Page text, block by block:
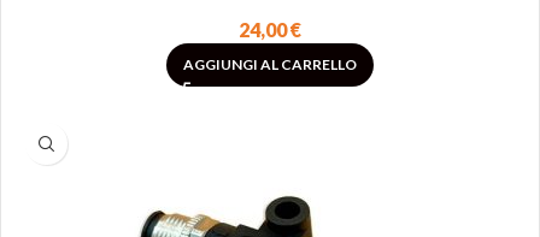
24,00€
AGGIUNGI AL CARRELLO